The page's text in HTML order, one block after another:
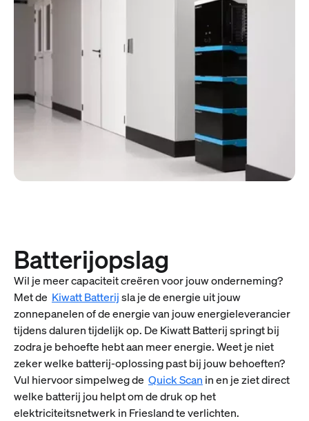
Batterijopslag
Wil je meer capaciteit creëren voor jouw onderneming?
Met de Kiwatt Batterijsla je de energie uit jouw
zonnepanelen of de energie van jouw energieleverancier
tijdens daluren tijdelijk op. De Kiwatt Batterij springt bij
zodra je behoefte hebt aan meer energie. Weet je niet
zeker welke batterij-oplossing past bij jouw behoeften?
Vul hiervoor simpelweg de Quick Scan in en je ziet direct
welke batterij jou helpt om de druk op het
elektriciteitsnetwerk in Friesland te verlichten.